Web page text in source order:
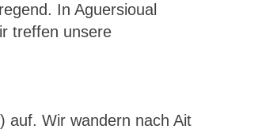
In Aguersioual
treffen unsere
auf. Wir wandern nach Ait